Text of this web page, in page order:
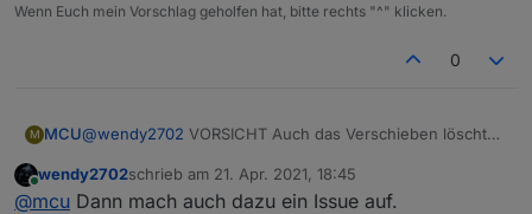
Wenn Euch mein Vorschlag geholfen hat, bitte rechts "^" klicken.
0
M MCU@wendy2702 VORSICHT Auch das Verschieben löscht
Online
wendy2702schrieb am 21. Apr. 2021, 18:45
zuletzt editiert von
@mcu Dann mach auch dazu ein Issue auf.